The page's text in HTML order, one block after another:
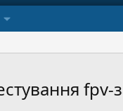
fpv-